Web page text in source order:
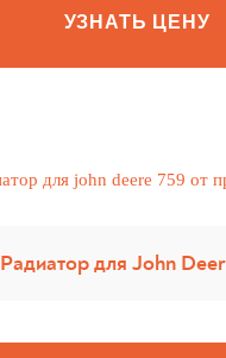
УЗНАТЬ ЦЕНУ
Радиатор для John